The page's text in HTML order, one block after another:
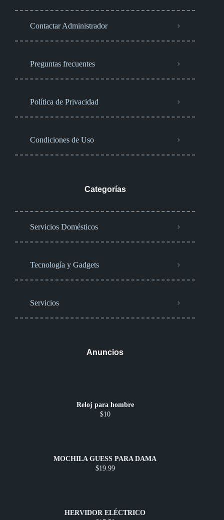
Contactar Administrador
Preguntas frecuentes
Política de Privacidad
Condiciones de Uso
Categorías
Servicios Domésticos
Tecnología y Gadgets
Servicios
Anuncios
Reloj para hombre
$10
MOCHILA GUESS PARA DAMA
$19.99
HERVIDOR ELÉCTRICO